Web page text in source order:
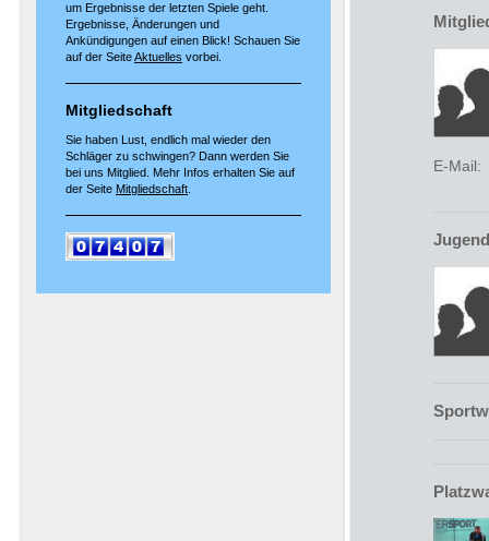
E-Mail:
um Ergebnisse der letzten Spiele geht.
Ergebnisse, Änderungen und
Ankündigungen auf einen Blick! Schauen Sie
auf der SeiteAktuelles vorbei.
Mitgliedschaft
Sie haben Lust, endlich mal wieder den
Schläger zu schwingen? Dann werden Sie
bei uns Mitglied. Mehr Infos erhalten Sie auf
der Seite Mitgliedschaft